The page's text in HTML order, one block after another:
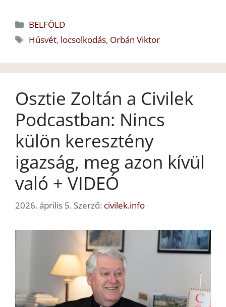
Kategória
BELFÖLD
Címkék
Húsvét, locsolkodás, Orbán Viktor
Osztie Zoltán a Civilek
Podcastban: Nincs
külön keresztény
igazság, meg azon kívül
való + VIDEÓ
2026. április 5. Szerző: civilek.info